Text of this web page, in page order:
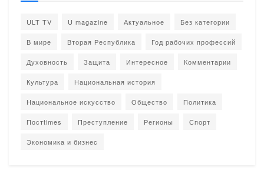
ULT TV U magazine Актуальное Без категории
В мире Вторая Республика Год рабочих профессий
Духовность Защита Интересное Комментарии
Культура Национальная история
Национальное искусство Общество Политика
Постtimes Преступление Регионы Спорт
Экономика и бизнес